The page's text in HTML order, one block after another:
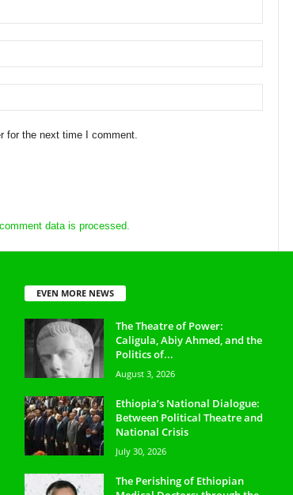
for the next time I comment.
data is processed.
EVEN MORE NEWS
The Theatre of Power:
Caligula, Abiy Ahmed, and the
Politics of...
August 3, 2026
Ethiopia’s National Dialogue:
Between Political Theatre and
National Crisis
July 30, 2026
The Perishing of Ethiopian